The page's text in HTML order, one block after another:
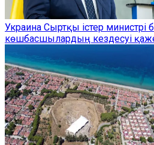
Украина Сыртқы істер министрі
көшбасшылардың кездесуі